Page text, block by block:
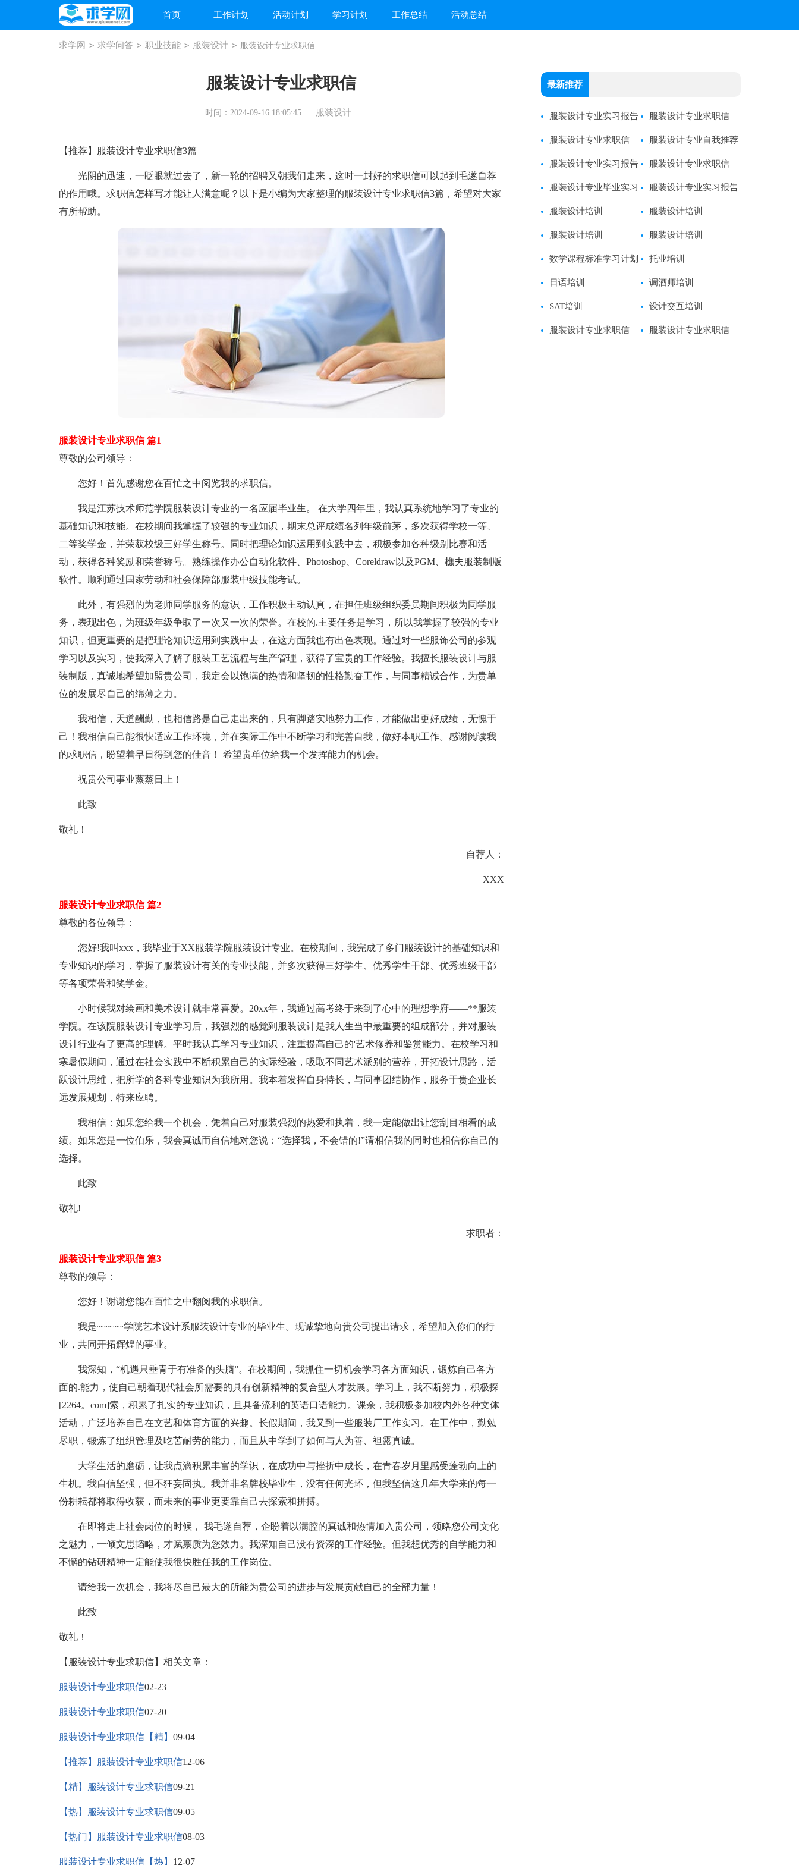
首页 工作计划 活动计划 学习计划 工作总结 活动总结
求学网 > 求学问答 > 职业技能 > 服装设计 > 服装设计专业求职信
服装设计专业求职信
时间：2024-09-16 18:05:45 服装设计
【推荐】服装设计专业求职信3篇
光阴的迅速，一眨眼就过去了，新一轮的招聘又朝我们走来，这时一封好的求职信可以起到毛遂自荐
的作用哦。求职信怎样写才能让人满意呢？以下是小编为大家整理的服装设计专业求职信3篇，希望对大家
有所帮助。
服装设计专业求职信 篇1
尊敬的公司领导：
您好！首先感谢您在百忙之中阅览我的求职信。
我是江苏技术师范学院服装设计专业的一名应届毕业生。 在大学四年里，我认真系统地学习了专业的
基础知识和技能。在校期间我掌握了较强的专业知识，期末总评成绩名列年级前茅，多次获得学校一等、
二等奖学金，并荣获校级三好学生称号。同时把理论知识运用到实践中去，积极参加各种级别比赛和活
动，获得各种奖励和荣誉称号。熟练操作办公自动化软件、Photoshop、Coreldraw以及PGM、樵夫服装制版
软件。顺利通过国家劳动和社会保障部服装中级技能考试。
此外，有强烈的为老师同学服务的意识，工作积极主动认真，在担任班级组织委员期间积极为同学服
务，表现出色，为班级年级争取了一次又一次的荣誉。在校的.主要任务是学习，所以我掌握了较强的专业
知识，但更重要的是把理论知识运用到实践中去，在这方面我也有出色表现。通过对一些服饰公司的参观
学习以及实习，使我深入了解了服装工艺流程与生产管理，获得了宝贵的工作经验。我擅长服装设计与服
装制版，真诚地希望加盟贵公司，我定会以饱满的热情和坚韧的性格勤奋工作，与同事精诚合作，为贵单
位的发展尽自己的绵薄之力。
我相信，天道酬勤，也相信路是自己走出来的，只有脚踏实地努力工作，才能做出更好成绩，无愧于
己！我相信自己能很快适应工作环境，并在实际工作中不断学习和完善自我，做好本职工作。感谢阅读我
的求职信，盼望着早日得到您的佳音！ 希望贵单位给我一个发挥能力的机会。
祝贵公司事业蒸蒸日上！
此致
敬礼！
自荐人：
XXX
服装设计专业求职信 篇2
尊敬的各位领导：
您好!我叫xxx，我毕业于XX服装学院服装设计专业。在校期间，我完成了多门服装设计的基础知识和
专业知识的学习，掌握了服装设计有关的专业技能，并多次获得三好学生、优秀学生干部、优秀班级干部
等各项荣誉和奖学金。
小时候我对绘画和美术设计就非常喜爱。20xx年，我通过高考终于来到了心中的理想学府——**服装
学院。在该院服装设计专业学习后，我强烈的感觉到服装设计是我人生当中最重要的组成部分，并对服装
设计行业有了更高的理解。平时我认真学习专业知识，注重提高自己的'艺术修养和鉴赏能力。在校学习和
寒暑假期间，通过在社会实践中不断积累自己的实际经验，吸取不同艺术派别的营养，开拓设计思路，活
跃设计思维，把所学的各科专业知识为我所用。我本着发挥自身特长，与同事团结协作，服务于贵企业长
远发展规划，特来应聘。
我相信：如果您给我一个机会，凭着自己对服装强烈的热爱和执着，我一定能做出让您刮目相看的成
绩。如果您是一位伯乐，我会真诚而自信地对您说：“选择我，不会错的!”请相信我的同时也相信你自己的
选择。
此致
敬礼!
求职者：
服装设计专业求职信 篇3
尊敬的领导：
您好！谢谢您能在百忙之中翻阅我的求职信。
我是~~~~~学院艺术设计系服装设计专业的毕业生。现诚挚地向贵公司提出请求，希望加入你们的行
业，共同开拓辉煌的事业。
我深知，“机遇只垂青于有准备的头脑”。在校期间，我抓住一切机会学习各方面知识，锻炼自己各方
面的.能力，使自己朝着现代社会所需要的具有创新精神的复合型人才发展。学习上，我不断努力，积极探
[2264。com]索，积累了扎实的专业知识，且具备流利的英语口语能力。课余，我积极参加校内外各种文体
活动，广泛培养自己在文艺和体育方面的兴趣。长假期间，我又到一些服装厂工作实习。在工作中，勤勉
尽职，锻炼了组织管理及吃苦耐劳的能力，而且从中学到了如何与人为善、袒露真诚。
大学生活的磨砺，让我点滴积累丰富的学识，在成功中与挫折中成长，在青春岁月里感受蓬勃向上的
生机。我自信坚强，但不狂妄固执。我并非名牌校毕业生，没有任何光环，但我坚信这几年大学来的每一
份耕耘都将取得收获，而未来的事业更要靠自己去探索和拼搏。
在即将走上社会岗位的时候， 我毛遂自荐，企盼着以满腔的真诚和热情加入贵公司，领略您公司文化
之魅力，一倾文思韬略，才赋禀质为您效力。我深知自己没有资深的工作经验。但我想优秀的自学能力和
不懈的钻研精神一定能使我很快胜任我的工作岗位。
请给我一次机会，我将尽自己最大的所能为贵公司的进步与发展贡献自己的全部力量！
此致
敬礼！
【服装设计专业求职信】相关文章：
服装设计专业求职信02-23
服装设计专业求职信07-20
服装设计专业求职信【精】 09-04
【推荐】服装设计专业求职信12-06
【精】服装设计专业求职信09-21
【热】服装设计专业求职信09-05
【热门】服装设计专业求职信08-03
服装设计专业求职信【热】 12-07
最新推荐
服装设计专业实习报告 服装设计专业求职信
服装设计专业求职信 服装设计专业自我推荐
信
服装设计专业实习报告 服装设计专业求职信
服装设计专业毕业实习
报告
服装设计专业实习报告
服装设计培训 服装设计培训
服装设计培训 服装设计培训
数学课程标准学习计划 托业培训
日语培训 调酒师培训
SAT培训 设计交互培训
服装设计专业求职信 服装设计专业求职信